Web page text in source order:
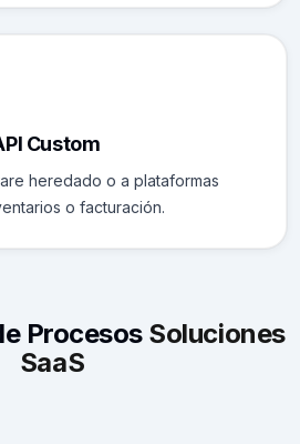
Custom
heredado o a plataformas
o facturación.
Procesos Soluciones
SaaS